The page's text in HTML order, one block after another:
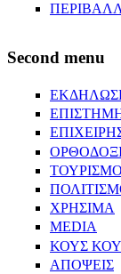
Second menu
ΧΡΗΣΙΜΑ
MEDIA
ΚΟΥΣ
ΑΠΟΨΕΙΣ